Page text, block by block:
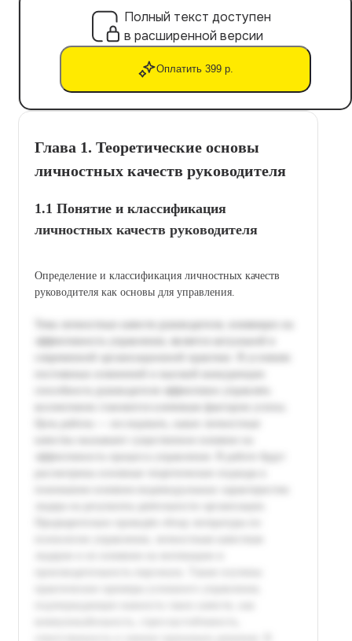
Полный текст доступен
в расширенной версии
Оплатить 399 р.
Глава 1. Теоретические основы
личностных качеств руководителя
1.1 Понятие и классификация
личностных качеств руководителя
Определение и классификация личностных качеств
руководителя как основы для управления.